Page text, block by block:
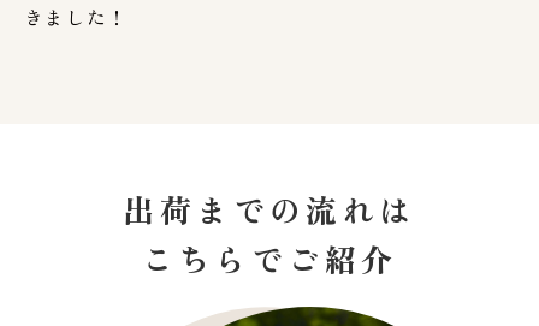
きました！
出荷までの流れは
こちらでご紹介